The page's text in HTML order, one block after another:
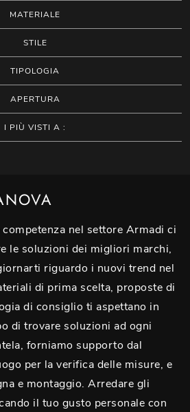
MATERIALE
STILE
TIPOLOGIA
APERTURA
I PIÙ VISTI A :
nel settore Armadi ci
le soluzioni dei migliori marchi,
riguardo i nuovi trend nel
di prima scelta, proposte di
di consiglio ti aspettano in
di trovare soluzioni ad ogni
forniamo supporto dal
per la verifica delle misure, e
e montaggio. Arredare gli
il tuo gusto personale con